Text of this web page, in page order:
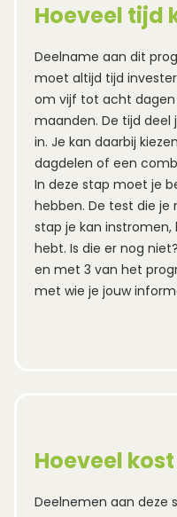
Hoeveel tijd
Deelname aan dit
moet altijd tijd
om vijf tot acht dagen
maanden. De tijd deel
in. Je kan daarbij
dagdelen of een
In deze stap moet je
hebben. De test die je
stap je kan
hebt. Is die er nog
en met 3 van het
met wie je jouw
Hoeveel
Deelnemen aan deze